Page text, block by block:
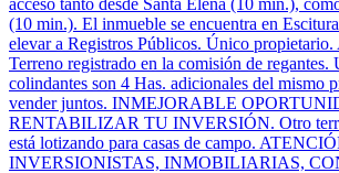
(10 min.). El inmueble se encuentra en
elevar a Registros Públicos. Único
Terreno registrado en la comisión de regantes.
colindantes son 4 Has. adicionales del mismo
vender juntos. INMEJORABLE
RENTABILIZAR TU INVERSIÓN. Otro
está lotizando para casas de campo.
INVERSIONISTAS, INMOBILIARIAS,